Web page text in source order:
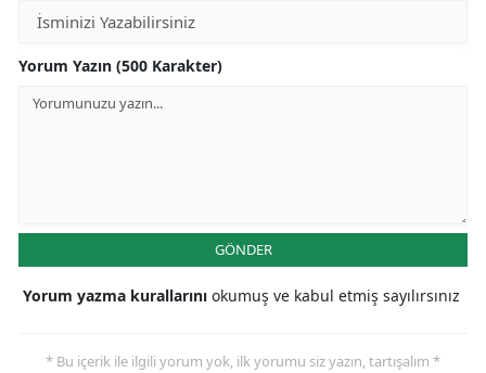
Yorum Yazın (500 Karakter)
GÖNDER
Yorum yazma kurallarını okumuş ve kabul etmiş sayılırsınız
* Bu içerik ile ilgili yorum yok, ilk yorumu siz yazın, tartışalım *